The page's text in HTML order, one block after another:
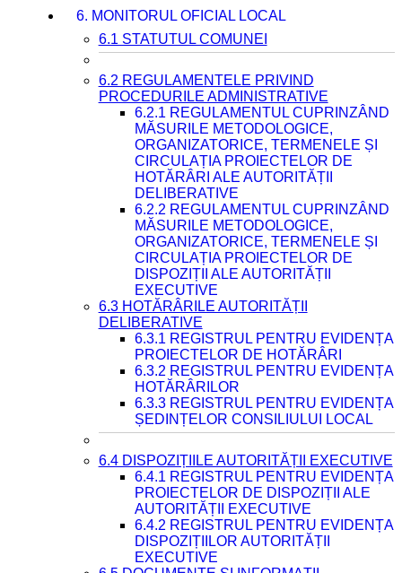
6. MONITORUL OFICIAL LOCAL
6.1 STATUTUL COMUNEI
6.2 REGULAMENTELE PRIVIND
PROCEDURILE ADMINISTRATIVE
6.2.1 REGULAMENTUL CUPRINZÂND
MĂSURILE METODOLOGICE,
ORGANIZATORICE, TERMENELE ȘI
CIRCULAȚIA PROIECTELOR DE
HOTĂRÂRI ALE AUTORITĂȚII
DELIBERATIVE
6.2.2 REGULAMENTUL CUPRINZÂND
MĂSURILE METODOLOGICE,
ORGANIZATORICE, TERMENELE ȘI
CIRCULAȚIA PROIECTELOR DE
DISPOZIȚII ALE AUTORITĂȚII
EXECUTIVE
6.3 HOTĂRÂRILE AUTORITĂȚII
DELIBERATIVE
6.3.1 REGISTRUL PENTRU EVIDENȚA
PROIECTELOR DE HOTĂRÂRI
6.3.2 REGISTRUL PENTRU EVIDENȚA
HOTĂRÂRILOR
6.3.3 REGISTRUL PENTRU EVIDENȚA
ȘEDINȚELOR CONSILIULUI LOCAL
6.4 DISPOZIȚIILE AUTORITĂȚII EXECUTIVE
6.4.1 REGISTRUL PENTRU EVIDENȚA
PROIECTELOR DE DISPOZIȚII ALE
AUTORITĂȚII EXECUTIVE
6.4.2 REGISTRUL PENTRU EVIDENȚA
DISPOZIȚIILOR AUTORITĂȚII
EXECUTIVE